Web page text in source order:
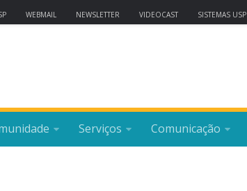
WEBMAIL NEWSLETTER VIDEOCAST SISTEMAS USP
Serviços Comunicação